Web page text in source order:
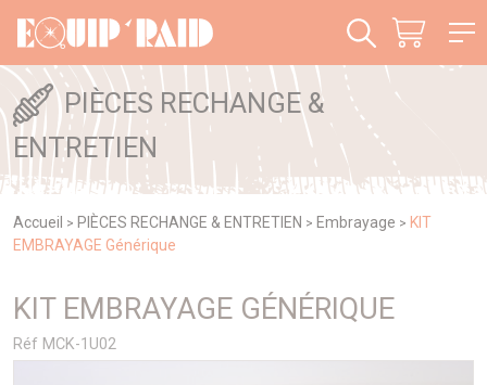
PIÈCES RECHANGE &
ENTRETIEN
Accueil > PIÈCES RECHANGE & ENTRETIEN > Embrayage > KIT
EMBRAYAGE Générique
KIT EMBRAYAGE GÉNÉRIQUE
Réf MCK-1U02
Panneau de gestion des cookies